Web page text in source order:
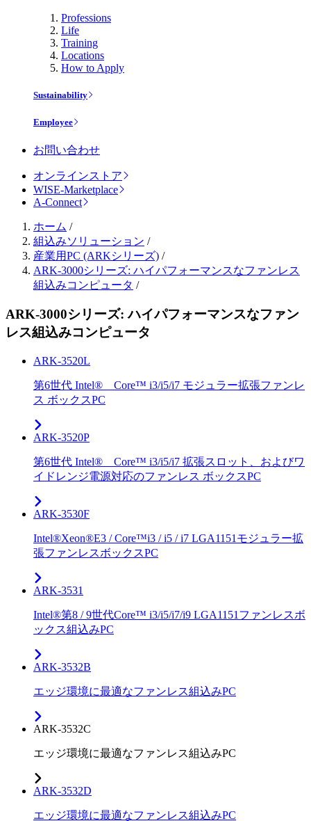
Professions
Life
Training
Locations
How to Apply
Sustainability
Employee
お問い合わせ
オンラインストア
WISE-Marketplace
A-Connect
ホーム /
組込みソリューション /
産業用PC (ARKシリーズ) /
ARK-3000シリーズ: ハイパフォーマンスなファンレス
組込みコンピュータ /
ARK-3000シリーズ: ハイパフォーマンスなファン
レス組込みコンピュータ
ARK-3520L
第6世代 Intel® Core™ i3/i5/i7 モジュラー拡張ファンレ
ス ボックスPC
ARK-3520P
第6世代 Intel® Core™ i3/i5/i7 拡張スロット、およびワ
イドレンジ電源対応のファンレス ボックスPC
ARK-3530F
Intel®Xeon®E3 / Core™i3 / i5 / i7 LGA1151モジュラー拡
張ファンレスボックスPC
ARK-3531
Intel®第8 / 9世代Core™ i3/i5/i7/i9 LGA1151ファンレスボ
ックス組込みPC
ARK-3532B
エッジ環境に最適なファンレス組込みPC
ARK-3532C
エッジ環境に最適なファンレス組込みPC
ARK-3532D
エッジ環境に最適なファンレス組込みPC